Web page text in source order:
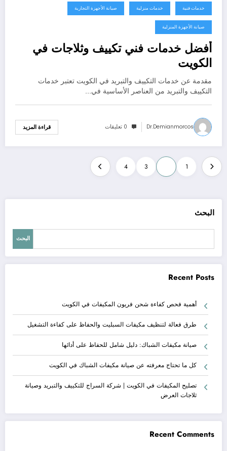
خدمات فنية خدمات منزلية صيانة الأجهزة التجارية
صيانة الأجهزة المنزلية
أفضل خدمات فني تكييف وثلاجات في
الكويت
مقدمة عن خدمات التكييف والتبريد في الكويت تعتبر خدمات
التكييف والتبريد من العناصر الأساسية في…
Dr.demianmorcos 0 تعليقات قراءة المزيد
تعدد
صفحات
المقالات
1
3
4
البحث
البحث
Recent Posts
أهمية فحص كفاءة شحن فريون المكيفات في الكويت
طرق فعالة لتنظيف مكيفات السبليت والحفاظ على كفاءة التشغيل
صيانة مكيفات الشباك: دليل شامل للحفاظ على أدائها
كل ما تحتاج معرفته عن صيانة مكيفات الشباك في الكويت
تصليح المكيفات في الكويت | شركة السراج للتكييف والتبريد وصيانة
ثلاجات العرض
Recent Comments